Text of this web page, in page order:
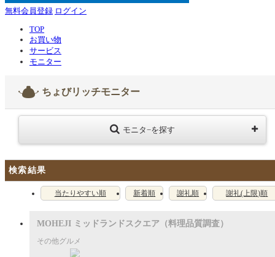
無料会員登録 ログイン
TOP
お買い物
サービス
モニター
ちょびリッチモニター
モニタ−を探す
検索結果
当たりやすい順 新着順 謝礼順 謝礼(上限)順
MOHEJI ミッドランドスクエア（料理品質調査）
その他グルメ